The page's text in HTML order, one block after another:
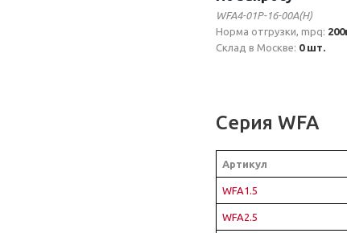
WFA4-01P-16-00A(H)
Норма отгрузки, mpq:
Склад в Москве: 0 шт.
Серия WFA
Артикул
WFA1.5
WFA2.5